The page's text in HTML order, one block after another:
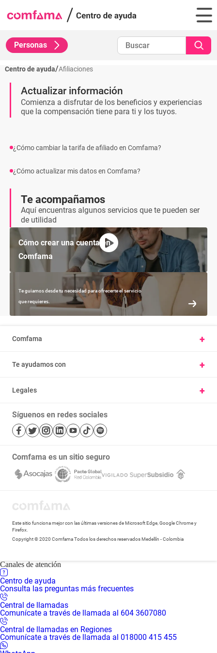
Personas
Centro de ayuda/Afiliaciones
Actualizar información
Comienza a disfrutar de los beneficios y experiencias
que la compensación tiene para ti y los tuyos.
¿Cómo cambiar la tarifa de afiliado en Comfama?
¿Cómo actualizar mis datos en Comfama?
Te acompañamos
Aquí encuentras algunos servicios que te pueden ser
de utilidad
Cómo crear una cuenta en
Comfama
Te guiamos desde tu necesidad para ofrecerte el servicio
que requieres.
Comfama +
Presentar una petición u observación
Trabaje con nosotros
Te ayudamos con +
Parques
Salud
Bibliotecas
Legales +
Términos y condiciones
Mapa de sitio
Síguenos en redes sociales
Comfama es un sitio seguro
Este sitio funciona mejor con las últimas versiones de Microsoft Edge, Google Chrome y
Firefox.
Copyright © 2020 Comfama Todos los derechos reservados Medellín - Colombia
Canales de atención
Centro de ayuda
Consulta las preguntas más frecuentes
Central de llamadas
Comunícate a través de llamada al 604 3607080
Central de llamadas en Regiones
Comunícate a través de llamada al 018000 415 455